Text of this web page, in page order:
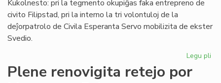
Kukolnesto: pri la tegmento okupiĝas faka entrepreno de
civito Filipstad, pri la interno la tri volontuloj de la
deĵorpatrolo de Civila Esperanta Servo mobilizita de ekster
Svedio.
Legu pli
Plene renovigita retejo por